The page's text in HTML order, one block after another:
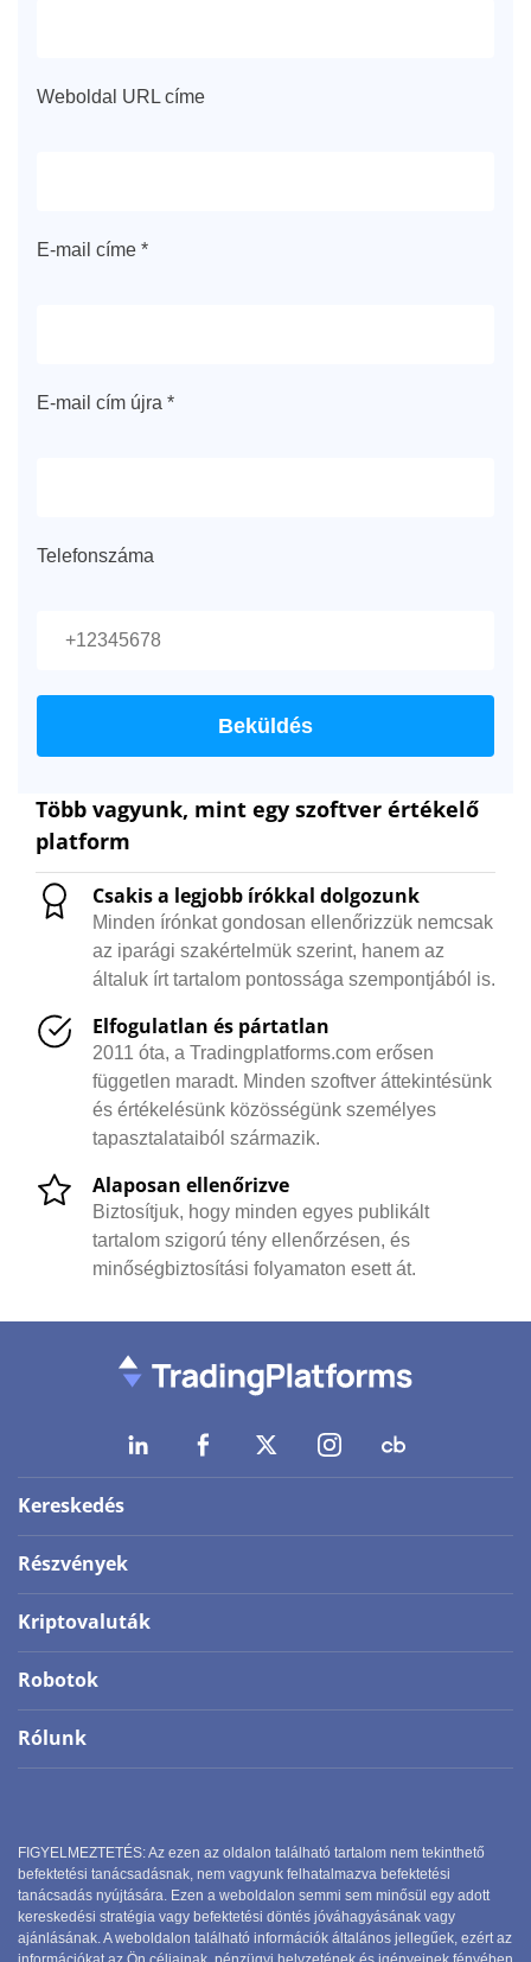
Weboldal URL címe
E-mail címe *
E-mail cím újra *
Telefonszáma
Több vagyunk, mint egy szoftver értékelő
platform
Csakis a legjobb írókkal dolgozunk
Minden írónkat gondosan ellenőrizzük nemcsak
az iparági szakértelmük szerint, hanem az
általuk írt tartalom pontossága szempontjából is.
Elfogulatlan és pártatlan
2011 óta, a Tradingplatforms.com erősen
független maradt. Minden szoftver áttekintésünk
és értékelésünk közösségünk személyes
tapasztalataiból származik.
Alaposan ellenőrizve
Biztosítjuk, hogy minden egyes publikált
tartalom szigorú tény ellenőrzésen, és
minőségbiztosítási folyamaton esett át.
Kereskedés
Részvények
Kriptovaluták
Robotok
Rólunk
FIGYELMEZTETÉS: Az ezen az oldalon található tartalom nem tekinthető
befektetési tanácsadásnak, nem vagyunk felhatalmazva befektetési
tanácsadás nyújtására. Ezen a weboldalon semmi sem minősül egy adott
kereskedési stratégia vagy befektetési döntés jóváhagyásának vagy
ajánlásának. A weboldalon található információk általános jellegűek, ezért az